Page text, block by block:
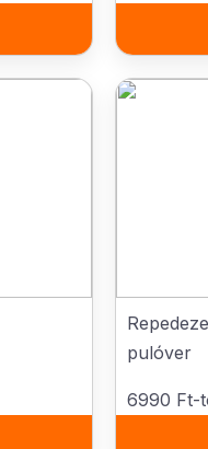
pulóver
6990 Ft-